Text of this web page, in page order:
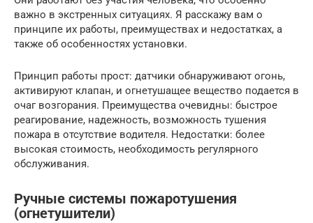
важно в экстренных ситуациях. Я расскажу вам о
принципе их работы, преимуществах и недостатках, а
также об особенностях установки.
Принцип работы прост: датчики обнаруживают огонь,
активируют клапан, и огнетушащее вещество подается в
очаг возгорания. Преимущества очевидны: быстрое
реагирование, надежность, возможность тушения
пожара в отсутствие водителя. Недостатки: более
высокая стоимость, необходимость регулярного
обслуживания.
Ручные системы пожаротушения
(огнетушители)